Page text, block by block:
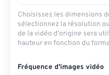
Choisissez les dimensions
sélectionnez la résolution
de la vidéo d'origine sera
hauteur en fonction du
Fréquence d'images vidéo